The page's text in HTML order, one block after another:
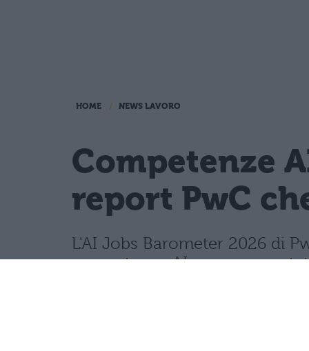
HOME NEWS LAVORO
Competenze
report PwC
L'AI Jobs Barometer 2026 di
competenze AI sono